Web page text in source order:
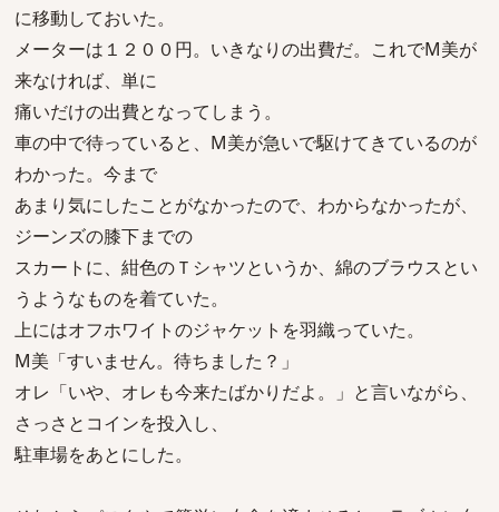
に移動しておいた。
メーターは１２００円。いきなりの出費だ。これでM美が
来なければ、単に
痛いだけの出費となってしまう。
車の中で待っていると、M美が急いで駆けてきているのが
わかった。今まで
あまり気にしたことがなかったので、わからなかったが、
ジーンズの膝下までの
スカートに、紺色のＴシャツというか、綿のブラウスとい
うようなものを着ていた。
上にはオフホワイトのジャケットを羽織っていた。
M美「すいません。待ちました？」
オレ「いや、オレも今来たばかりだよ。」と言いながら、
さっさとコインを投入し、
駐車場をあとにした。